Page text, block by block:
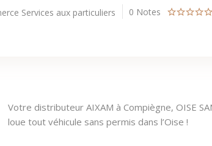
Services aux particuliers 0 Notes
Votre distributeur AIXAM à Compiègne, OISE
loue tout véhicule sans permis dans l’Oise !